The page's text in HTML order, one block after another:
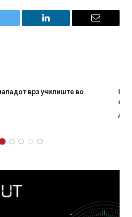
LinkedIn Email
им веруваат на генералите